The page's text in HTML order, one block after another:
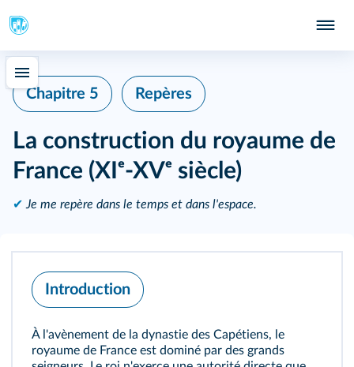
Chapitre 5 Repères
La construction du royaume de
France (XIᵉ-XVᵉ siècle)
✔ Je me repère dans le temps et dans l'espace.
Introduction
À l'avènement de la dynastie des Capétiens, le
royaume de France est dominé par des grands